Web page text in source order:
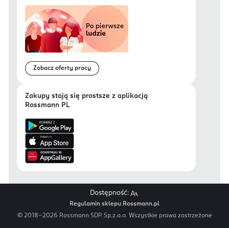
Zobacz oferty pracy
Zakupy stają się prostsze z aplikacją
Rossmann PL
Dostępność:
Regulamin sklepu Rossmann.pl
© 2018-2026 Rossmann SDP. Sp.z.o.o. Wszystkie prawa zastrzeżone